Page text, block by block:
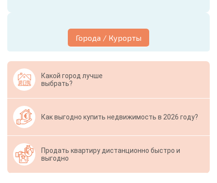
Города / Курорты
Какой город лучше
выбрать?
Как выгодно купить недвижимость в 2026 году?
Продать квартиру дистанционно быстро и
выгодно